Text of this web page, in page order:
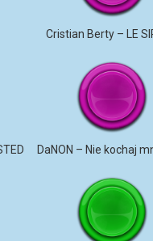
Cristian Berty – LE